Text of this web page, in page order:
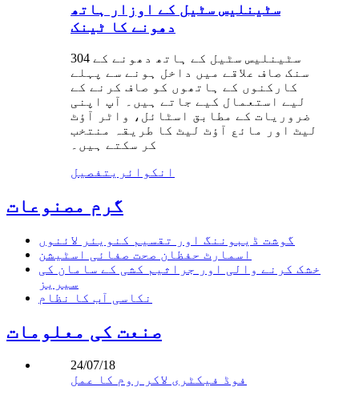
سٹینلیس سٹیل کے اوزار ہاتھ
دھونے کا ٹینک
304 سٹینلیس سٹیل کے ہاتھ دھونے کے
سنک صاف علاقے میں داخل ہونے سے پہلے
کارکنوں کے ہاتھوں کو صاف کرنے کے
لیے استعمال کیے جاتے ہیں۔ آپ اپنی
ضروریات کے مطابق اسٹائل، واٹر آؤٹ
لیٹ اور مائع آؤٹ لیٹ کا طریقہ منتخب
کر سکتے ہیں۔
انکوائری تفصیل
گرم مصنوعات
گوشت ڈیبوننگ اور تقسیم کنویئر لائنوں
اسمارٹ حفظان صحت صفائی اسٹیشن
خشک کرنے والی اور جراثیم کشی کے سامان کی
سیریز
نکاسی آب کا نظام
صنعت کی معلومات
24/07/18
فوڈ فیکٹری لاکر روم کا عمل